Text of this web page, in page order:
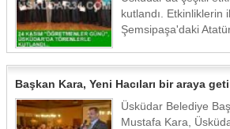
kutlandı. Etkinliklerin
Şemsipaşa'daki
Başkan Kara, Yeni Hacıları bir araya
Üsküdar Belediye
Mustafa Kara,